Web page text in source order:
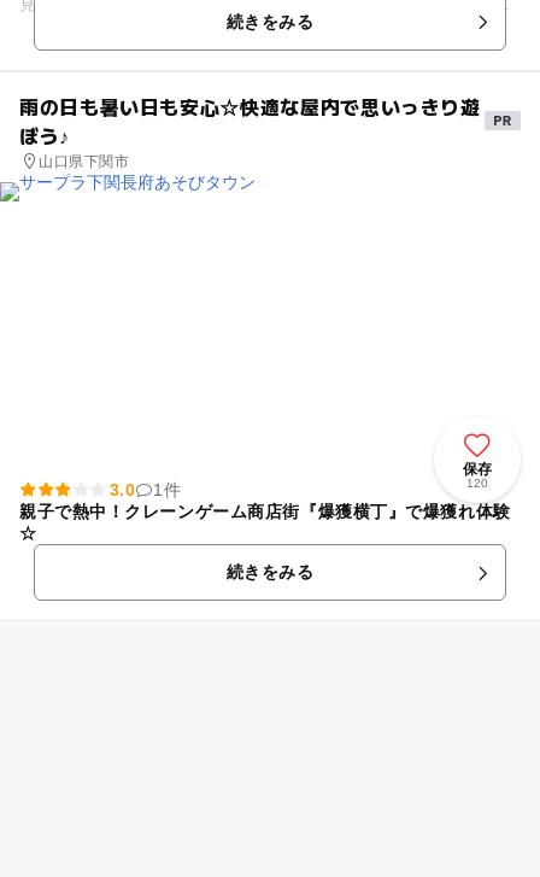
交流会などの会場にもな...続きをみる
雨の日も暑い日も安心☆快適な屋内で思いっきり遊
ぼう♪
山口県下関市
保存
120
3.0
1件
親子で熱中！クレーンゲーム商店街『爆獲横丁』で爆獲れ体験
☆
続きをみる